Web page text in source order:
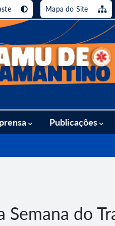
[alt+4] Mapa do Site
Publicações
Semana do